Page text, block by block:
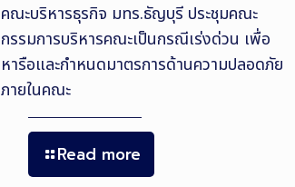
คณะบริหารธุรกิจ มทร.ธัญบุรี ประชุมคณะ
กรรมการบริหารคณะเป็นกรณีเร่งด่วน เพื่อ
หารือและกำหนดมาตรการด้านความปลอดภัย
ภายในคณะ
Read more